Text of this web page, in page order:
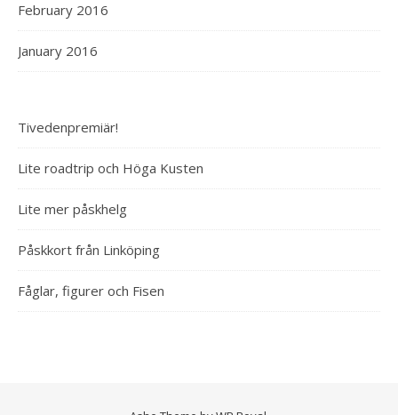
February 2016
January 2016
Tivedenpremiär!
Lite roadtrip och Höga Kusten
Lite mer påskhelg
Påskkort från Linköping
Fåglar, figurer och Fisen